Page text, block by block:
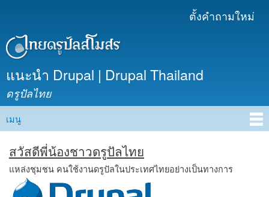
เนื้อหา
ตั้งคำถามใหม่
แนะนำ Drupal | Drupal Thailand
ดรูปัลไทย
Main menu
เมนู
สวัสดีพี่น้องชาวดรูปัลไทย
แหล่งชุมชน คนใช้งานดรูปัลในประเทศไทยอย่างเป็นทางการ